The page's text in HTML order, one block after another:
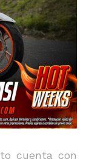
cuenta con